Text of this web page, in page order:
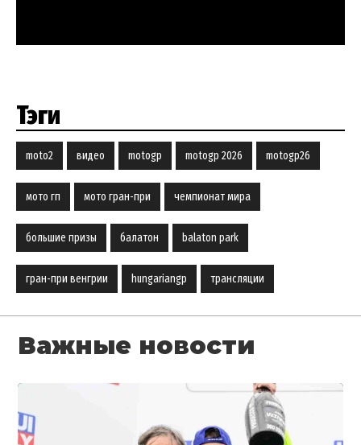
Тэги
moto2 видео motogp motogp 2026 motogp26
мото гп мото гран-при чемпионат мира
большие призы балатон balaton park
гран-при венгрии hungariangp трансляции
Важные новости